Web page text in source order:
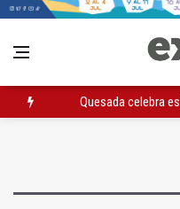
Quesada celebra